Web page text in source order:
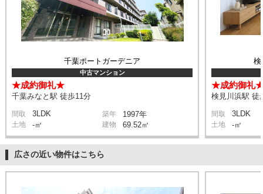
千葉ポートガーデニア
中古マンション
★成約御礼★
千葉みなと駅 徒歩11分
間取 3LDK 築年 1997年
土地 -㎡ 建物 69.52㎡
検
★成約御礼
検見川浜駅 徒
間取 3LDK
土地 -㎡
広さの近い物件はこちら